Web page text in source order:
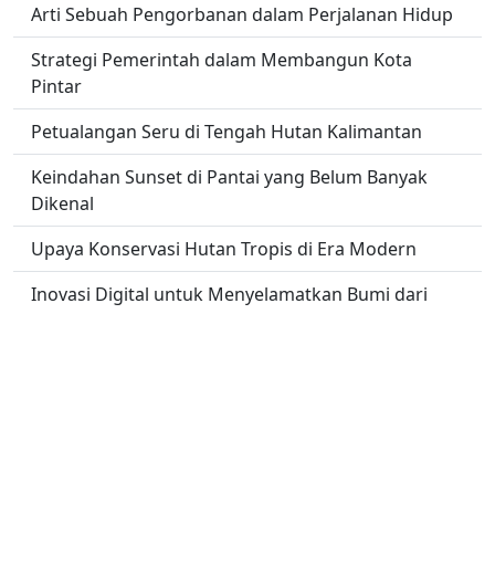
Arti Sebuah Pengorbanan dalam Perjalanan Hidup
Strategi Pemerintah dalam Membangun Kota
Pintar
Petualangan Seru di Tengah Hutan Kalimantan
Keindahan Sunset di Pantai yang Belum Banyak
Dikenal
Upaya Konservasi Hutan Tropis di Era Modern
Inovasi Digital untuk Menyelamatkan Bumi dari